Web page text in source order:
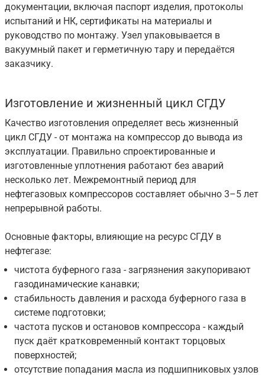
документации, включая паспорт изделия, протоколы
испытаний и НК, сертификаты на материалы и
руководство по монтажу. Узел упаковывается в
вакуумный пакет и герметичную тару и передаётся
заказчику.
Изготовление и жизненный цикл СГДУ
Качество изготовления определяет весь жизненный
цикл СГДУ - от монтажа на компрессор до вывода из
эксплуатации. Правильно спроектированные и
изготовленные уплотнения работают без аварий
несколько лет. Межремонтный период для
нефтегазовых компрессоров составляет обычно 3–5 лет
непрерывной работы.
Основные факторы, влияющие на ресурс СГДУ в
нефтегазе:
чистота буферного газа - загрязнения закупоривают
газодинамические канавки;
стабильность давления и расхода буферного газа в
системе подготовки;
частота пусков и остановов компрессора - каждый
пуск даёт кратковременный контакт торцовых
поверхностей;
отсутствие попадания масла из подшипниковых узлов